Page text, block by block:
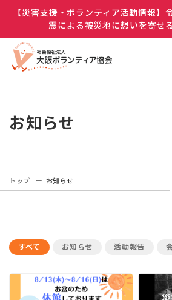
【災害支援・ボランティア活動情報】
震による被災地に想いを寄せ
お知らせ
トップ お知らせ
すべて お知らせ 活動報告